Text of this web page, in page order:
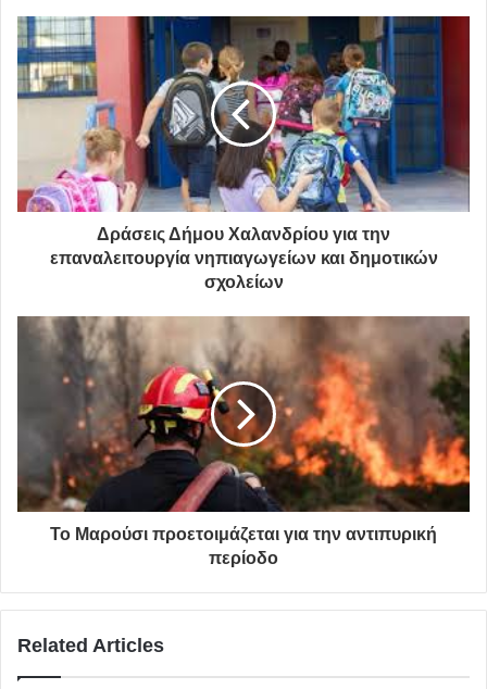
στάθηκαν δίπλα στους δοκιμαζόμενους πολίτες, και
κατά τη διάρκεια της πανδημίας, με πολλά
κοινωνικά προγράμματα,
πλήττονται οικονομικά από την πτώση στις
εισπράξεις δημοτικών τελών και την αναστολή
λειτουργίας παιδικών σταθμών και άλλων δομών,
εκμεταλλεύθηκαν, κατά το δυνατόν, τη μειωμένη
κυκλοφορία για την ολοκλήρωση των υπό εκτέλεση
ψηφιακά για την καλύτερη εξυπηρέτηση των
δημοτών.
Πιο συγκεκριμένα, ο Δήμαρχος Βασίλης Ζορμπάς,
αναφορικά με τα φαινόμενα παραβατικότητας στην
πλατεία Αγίου Ιωάννη της Αγίας Παρασκευής, έκανε
τρεις προτάσεις στο αρμόδιο Υπουργείο:
Nα εφαρμοστεί αυστηρά η απαγόρευση στάθμευσης
Να γίνονται εντατικοί έλεγχοι αλκοτέστ στην
περιοχή πέριξ της πλατείας.
Να γίνεται συστηματικός έλεγχος στα καταστήματα
Δράσεις Δήμου Χαλανδρίου για την
επαναλειτουργία νηπιαγωγείων και δημοτικών
σχολείων
Το Μαρούσι προετοιμάζεται για την αντιπυρική
περίοδο
Related Articles